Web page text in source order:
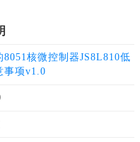
核微控制器JS8L810低
事项v1.0